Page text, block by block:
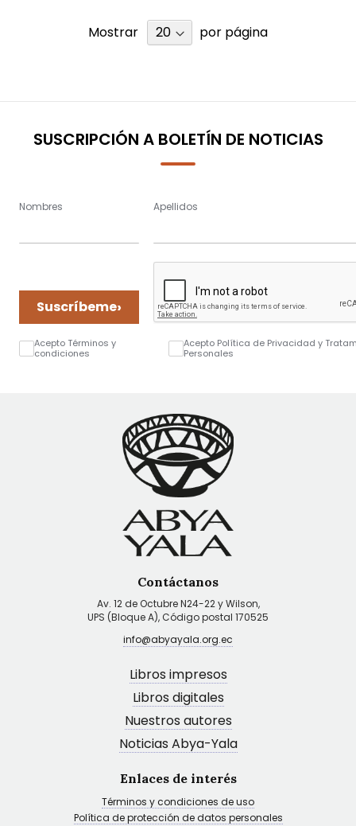
Mostrar por página
SUSCRIPCIÓN A BOLETÍN DE NOTICIAS
Nombres Apellidos
Suscríbeme›
Acepto Términos y
condiciones
Acepto Política de Privacidad y
Personales
Contáctanos
Av. 12 de Octubre N24-22 y Wilson,
UPS (Bloque A), Código postal 170525
info@abyayala.org.ec
Libros impresos
Libros digitales
Nuestros autores
Noticias Abya-Yala
Enlaces de interés
Términos y condiciones de uso
Política de protección de datos personales